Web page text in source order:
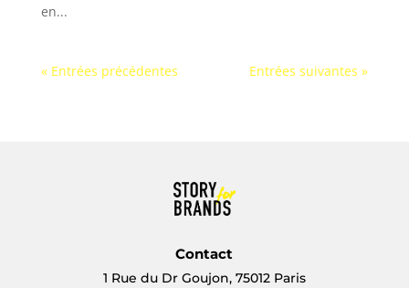
en...
« Entrées précédentes Entrées suivantes »
Contact
1 Rue du Dr Goujon, 75012 Paris